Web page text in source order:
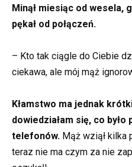
Minął miesiąc od wesela,
pękał od połączeń.
– Kto tak ciągle do Ciebie
ciekawa, ale mój mąż
Kłamstwo ma jednak
dowiedziałam się, co
telefonów. Mąż wziął kilka
teraz nie ma czym za nie